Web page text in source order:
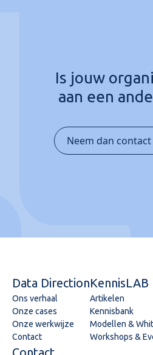
Is jouw
aan een
Neem dan
Data Direction
Ons verhaal
Onze cases
Onze werkwijze
Contact
KennisLAB
Artikelen
Kennisbank
Modellen &
Workshops &